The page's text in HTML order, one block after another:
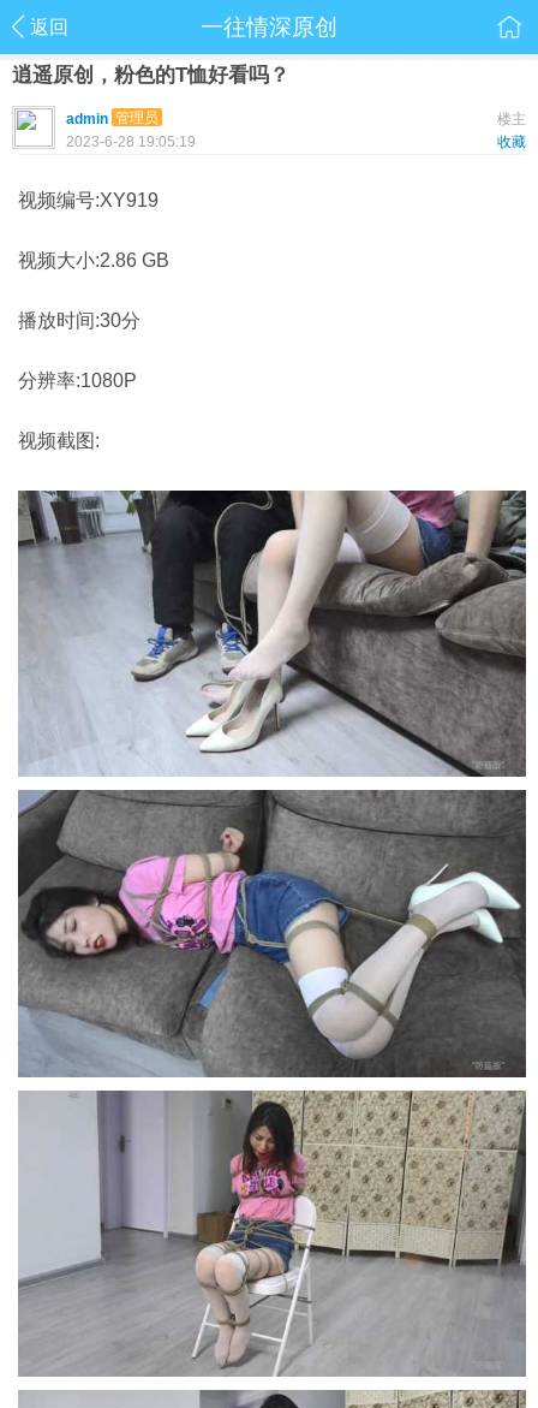
返回 一往情深原创
逍遥原创，粉色的T恤好看吗？
楼主
admin 管理员
收藏
2023-6-28 19:05:19
视频编号:XY919
视频大小:2.86 GB
播放时间:30分
分辨率:1080P
视频截图: